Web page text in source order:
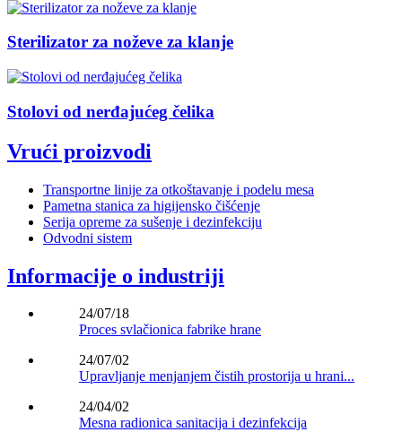
Sterilizator za noževe za klanje
Stolovi od nerđajućeg čelika
Vrući proizvodi
Transportne linije za otkoštavanje i podelu mesa
Pametna stanica za higijensko čišćenje
Serija opreme za sušenje i dezinfekciju
Odvodni sistem
Informacije o industriji
24/07/18
Proces svlačionica fabrike hrane
24/07/02
Upravljanje menjanjem čistih prostorija u hrani...
24/04/02
Mesna radionica sanitacija i dezinfekcija